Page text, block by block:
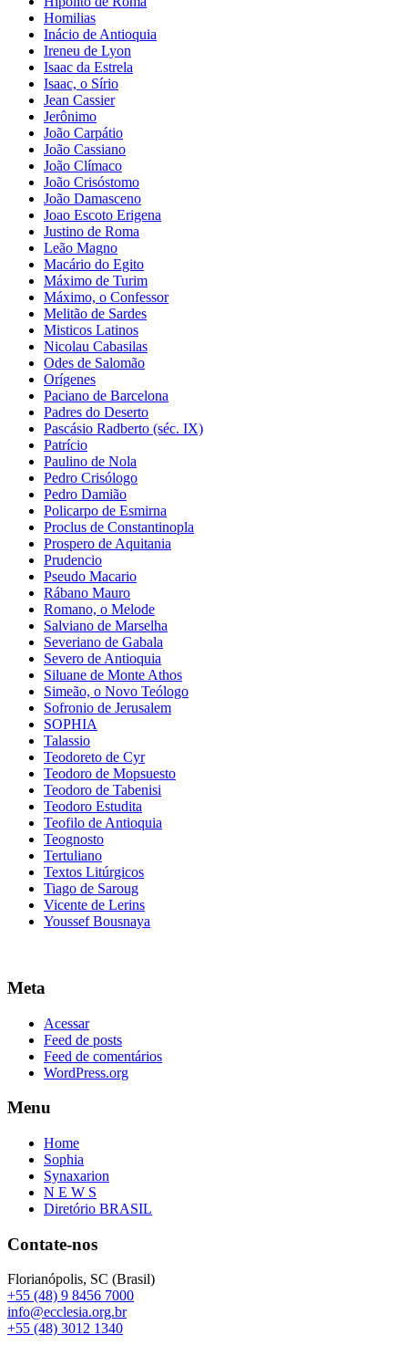
Homilias
Inácio de Antioquia
Ireneu de Lyon
Isaac da Estrela
Isaac, o Sírio
Jean Cassier
Jerônimo
João Carpátio
João Cassiano
João Clímaco
João Crisóstomo
João Damasceno
Joao Escoto Erigena
Justino de Roma
Leão Magno
Macário do Egito
Máximo de Turim
Máximo, o Confessor
Melitão de Sardes
Misticos Latinos
Nicolau Cabasilas
Odes de Salomão
Orígenes
Paciano de Barcelona
Padres do Deserto
Pascásio Radberto (séc. IX)
Patrício
Paulino de Nola
Pedro Crisólogo
Pedro Damião
Policarpo de Esmirna
Proclus de Constantinopla
Prospero de Aquitania
Prudencio
Pseudo Macario
Rábano Mauro
Romano, o Melode
Salviano de Marselha
Severiano de Gabala
Severo de Antioquia
Siluane de Monte Athos
Simeão, o Novo Teólogo
Sofronio de Jerusalem
SOPHIA
Talassio
Teodoreto de Cyr
Teodoro de Mopsuesto
Teodoro de Tabenisi
Teodoro Estudita
Teofilo de Antioquia
Teognosto
Tertuliano
Textos Litúrgicos
Tiago de Saroug
Vicente de Lerins
Youssef Bousnaya
Meta
Acessar
Feed de posts
Feed de comentários
WordPress.org
Menu
Home
Sophia
Synaxarion
N E W S
Diretório BRASIL
Contate-nos
Florianópolis, SC (Brasil)
+55 (48) 9 8456 7000
info@ecclesia.org.br
+55 (48) 3012 1340